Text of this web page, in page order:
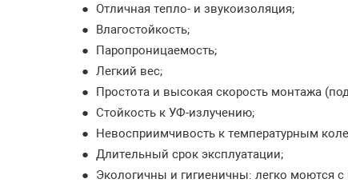
Отличная тепло- и звукоизоляция;
Влагостойкость;
Паропроницаемость;
Легкий вес;
Простота и высокая скорость монтажа
Стойкость к УФ-излучению;
Невосприимчивость к температурным
Длительный срок эксплуатации;
Экологичны и гигиеничны: легко моются